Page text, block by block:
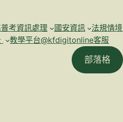
考資訊處理 國安資訊 法規情境
教學平台@kfdigitonline客服
部落格